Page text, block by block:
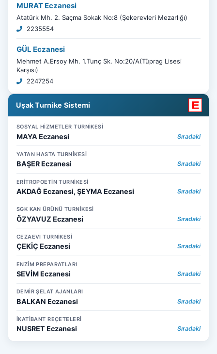
MURAT Eczanesi
Atatürk Mh. 2. Saçma Sokak No:8 (Şekerevleri Mezarlığı)
2235554
GÜL Eczanesi
Mehmet A.Ersoy Mh. 1.Tunç Sk. No:20/A(Tüprag Lisesi
Karşısı)
2247254
Uşak Turnike Sistemi
SOSYAL HİZMETLER TURNİKESİ
MAYA Eczanesi Sıradaki
YATAN HASTA TURNİKESİ
BAŞER Eczanesi Sıradaki
ERİTROPOETİN TURNİKESİ
AKDAĞ Eczanesi, ŞEYMA Eczanesi Sıradaki
SGK KAN ÜRÜNÜ TURNİKESİ
ÖZYAVUZ Eczanesi Sıradaki
CEZAEVİ TURNİKESİ
ÇEKİÇ Eczanesi Sıradaki
ENZİM PREPARATLARI
SEVİM Eczanesi Sıradaki
DEMİR ŞELAT AJANLARI
BALKAN Eczanesi Sıradaki
İKATİBANT REÇETELERİ
NUSRET Eczanesi Sıradaki